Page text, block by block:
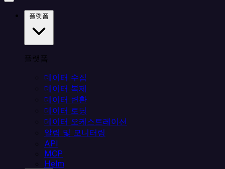
플랫폼
데이터 수집
데이터 복제
데이터 변환
데이터 로딩
데이터 오케스트레이션
알림 및 모니터링
API
MCP
Helm